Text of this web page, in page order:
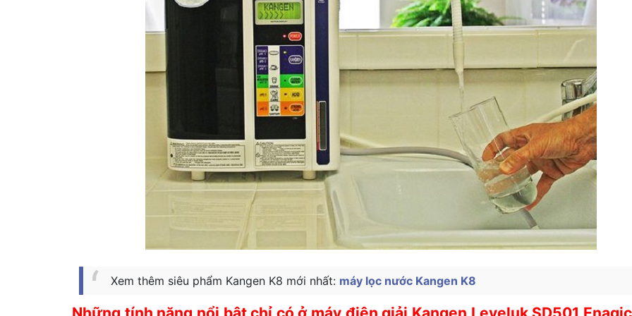
Xem thêm siêu phẩm Kangen K8 mới nhất: máy lọc nước Kangen K8